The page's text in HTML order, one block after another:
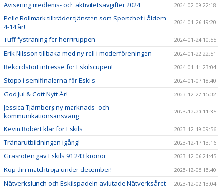
Avisering medlems- och aktivitetsavgifter 2024 2024-02-09 22:18
Pelle Rollmark tillträder tjänsten som Sportchef i åldern
4-14 år!
2024-01-26 19:20
Tuff fysträning för herrtruppen 2024-01-24 10:55
Erik Nilsson tillbaka med ny roll i moderföreningen 2024-01-22 22:51
Rekordstort intresse för Eskilscupen! 2024-01-11 23:04
Stopp i semifinalerna för Eskils 2024-01-07 18:40
God Jul & Gott Nytt År! 2023-12-22 15:32
Jessica Tjärnberg ny marknads- och
kommunikationsansvarig
2023-12-20 11:35
Kevin Robért klar för Eskils 2023-12-19 09:56
Tränarutbildningen igång! 2023-12-17 13:16
Gräsroten gav Eskils 91 243 kronor 2023-12-06 21:45
Köp din matchtröja under december! 2023-12-05 13:40
Nätverkslunch och Eskilspadeln avlutade Nätverksåret 2023-12-02 13:04